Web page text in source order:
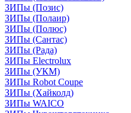
ЗИПы (Позис)
ЗИПы (Полаир)
ЗИПы (Полюс)
ЗИПы (Сантас)
ЗИПы (Рада)
ЗИПы Electrolux
ЗИПы (УКМ)
ЗИПы Robot Coupe
ЗИПы (Хайколд)
ЗИПы WAICO